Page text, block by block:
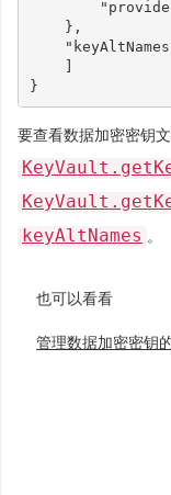
    },
    ]
要查看数据加密密钥
keyAltNames 。
也可以看看
管理数据加密密钥